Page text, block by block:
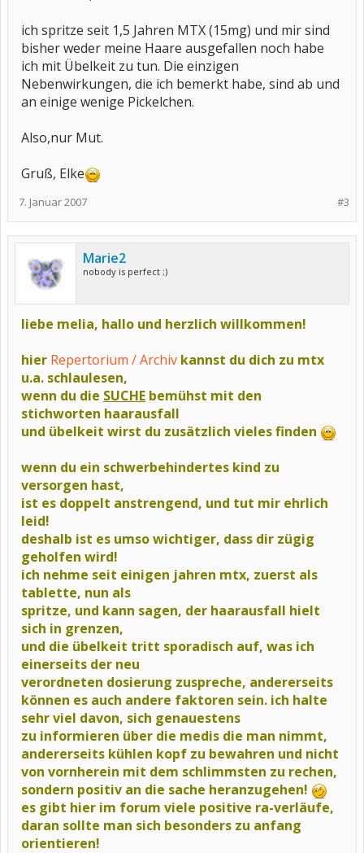
ich spritze seit 1,5 Jahren MTX (15mg) und mir sind
bisher weder meine Haare ausgefallen noch habe
ich mit Übelkeit zu tun. Die einzigen
Nebenwirkungen, die ich bemerkt habe, sind ab und
an einige wenige Pickelchen.
Also,nur Mut.
Gruß, Elke
#3
7. Januar 2007
Marie2
nobody is perfect ;)
liebe melia, hallo und herzlich willkommen!
hier Repertorium / Archiv kannst du dich zu mtx
u.a. schlaulesen,
wenn du die SUCHE bemühst mit den
stichworten haarausfall
und übelkeit wirst du zusätzlich vieles finden
wenn du ein schwerbehindertes kind zu
versorgen hast,
ist es doppelt anstrengend, und tut mir ehrlich
leid!
deshalb ist es umso wichtiger, dass dir zügig
geholfen wird!
ich nehme seit einigen jahren mtx, zuerst als
tablette, nun als
spritze, und kann sagen, der haarausfall hielt
sich in grenzen,
und die übelkeit tritt sporadisch auf, was ich
einerseits der neu
verordneten dosierung zuspreche, andererseits
können es auch andere faktoren sein. ich halte
sehr viel davon, sich genauestens
zu informieren über die medis die man nimmt,
andererseits kühlen kopf zu bewahren und nicht
von vornherein mit dem schlimmsten zu rechen,
sondern positiv an die sache heranzugehen!
es gibt hier im forum viele positive ra-verläufe,
daran sollte man sich besonders zu anfang
orientieren!